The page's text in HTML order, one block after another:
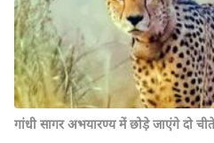
गांधी सागर अभयारण्य में छोड़े जाएंगे दो